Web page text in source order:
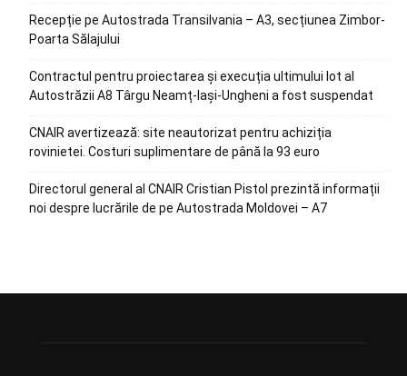
Recepție pe Autostrada Transilvania – A3, secțiunea Zimbor-
Poarta Sălajului
Contractul pentru proiectarea și execuția ultimului lot al
Autostrăzii A8 Târgu Neamț-Iași-Ungheni a fost suspendat
CNAIR avertizează: site neautorizat pentru achiziția
rovinietei. Costuri suplimentare de până la 93 euro
Directorul general al CNAIR Cristian Pistol prezintă informații
noi despre lucrările de pe Autostrada Moldovei – A7